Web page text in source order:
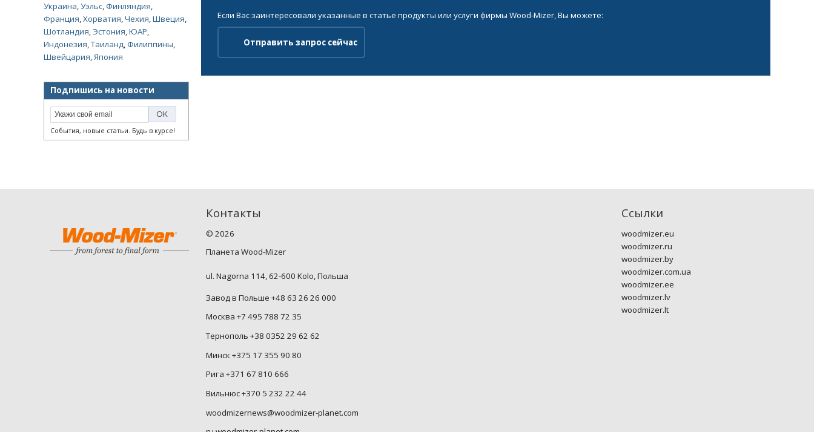
Украина,Уэльс,Финляндия,
Франция,Хорватия,Чехия,Швеция,
Шотландия, Эстония,ЮАР,
Индонезия,Таиланд,Филиппины,
Швейцария,Япония
Подпишись на новости
События, новые статьи. Будь в курсе!
Если Вас заинтересовали указанные в статье продукты или услуги фирмы Wood-Mizer, Вы можете:
Отправить запрос сейчас
Контакты Ссылки
© 2026
Планета Wood-Mizer
ul. Nagorna 114, 62-600 Kolo, Польша
Завод в Польше +48 63 26 26 000
Москва +7 495 788 72 35
Тернополь +38 0352 29 62 62
Минск +375 17 355 90 80
Рига +371 67 810 666
Вильнюс +370 5 232 22 44
woodmizernews@woodmizer-planet.com
woodmizer.eu
woodmizer.ru
woodmizer.by
woodmizer.com.ua
woodmizer.ee
woodmizer.lv
woodmizer.lt